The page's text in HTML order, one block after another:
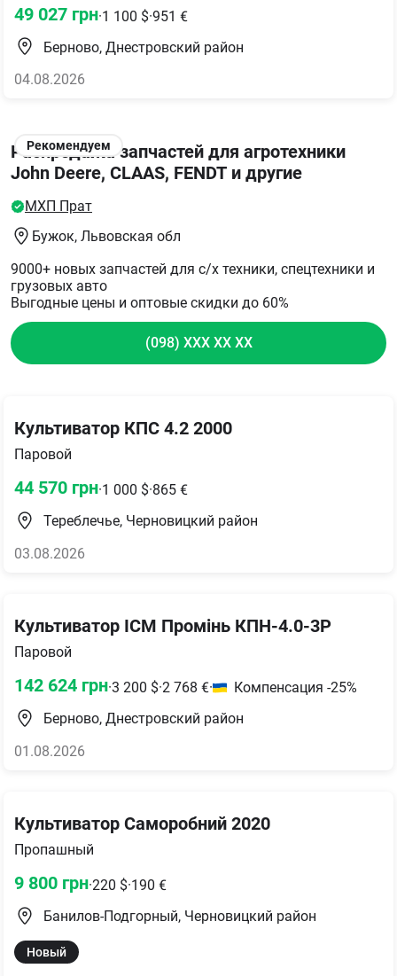
49 027 грн·1 100 $·951 €
Берново, Днестровский район
04.08.2026
Культиватор КПС 4.2 2000
Паровой
44 570 грн·1 000 $·865 €
Тереблечье, Черновицкий район
03.08.2026
Культиватор ІСМ Промінь КПН-4.0-3Р
Паровой
142 624 грн·3 200 $·2 768 €·
Компенсация -25%
Берново, Днестровский район
01.08.2026
Культиватор Саморобний 2020
Пропашный
9 800 грн·220 $·190 €
Банилов-Подгорный, Черновицкий район
Новый
Рекомендуем
Распродажа запчастей для агротехники
John Deere, CLAAS, FENDT и другие
МХП Прат
Бужок, Львовская обл
9000+ новых запчастей для с/х техники, спецтехники и
грузовых авто
Выгодные цены и оптовые скидки до 60%
(098) XXX XX XX